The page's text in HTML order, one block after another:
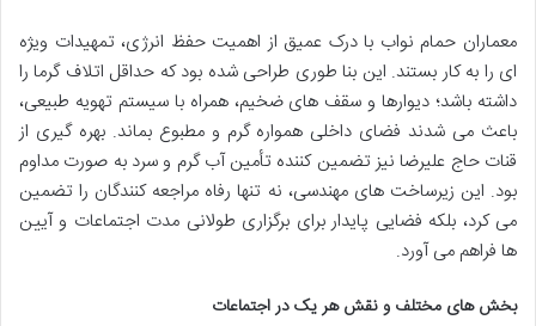
معماران حمام نواب با درک عمیق از اهمیت حفظ انرژی، تمهیدات ویژه
ای را به کار بستند. این بنا طوری طراحی شده بود که حداقل اتلاف گرما را
داشته باشد؛ دیوارها و سقف های ضخیم، همراه با سیستم تهویه طبیعی،
باعث می شدند فضای داخلی همواره گرم و مطبوع بماند. بهره گیری از
قنات حاج علیرضا نیز تضمین کننده تأمین آب گرم و سرد به صورت مداوم
بود. این زیرساخت های مهندسی، نه تنها رفاه مراجعه کنندگان را تضمین
می کرد، بلکه فضایی پایدار برای برگزاری طولانی مدت اجتماعات و آیین
ها فراهم می آورد.
بخش های مختلف و نقش هر یک در اجتماعات